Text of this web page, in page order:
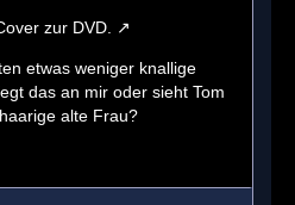
zur DVD.
etwas weniger knallige
das an mir oder sieht Tom
alte Frau?